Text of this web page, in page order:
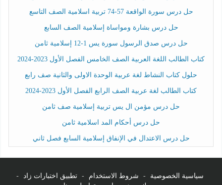
حل درس سورة الواقعة 57-74 تربية اسلامية الصف التاسع
حل درس بشارة ومواساة إسلامية الصف السابع
حل درس صدق الرسول سورة يس 1-12 إسلامية ثامن
كتاب الطالب اللغة العربية الصف الخامس الفصل الأول 2023-2024
حلول كتاب النشاط لغة عربية الوحدة الاولى والثانية صف رابع
كتاب الطالب لغة عربية الصف الرابع الفصل الأول 2023-2024
حل درس مؤمن ال يس تربية إسلامية صف ثامن
حل درس أحكام المد اسلامية ثامن
حل درس الاعتدال في الإنفاق إسلامية السابع فصل ثاني
سياسية الخصوصية - شروط الاستخدام - تطبيق اختبارات زاد
-